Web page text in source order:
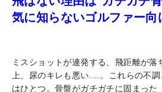
気に知らないゴルファー向
ミスショットが連発する、飛距離が落
上、尿のキレも悪い……。これらの不
はひとつ。骨盤がガチガチに固まった